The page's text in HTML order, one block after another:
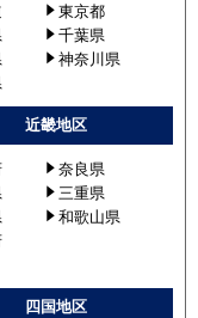
東京都
千葉県
神奈川県
近畿地区
奈良県
三重県
和歌山県
四国地区